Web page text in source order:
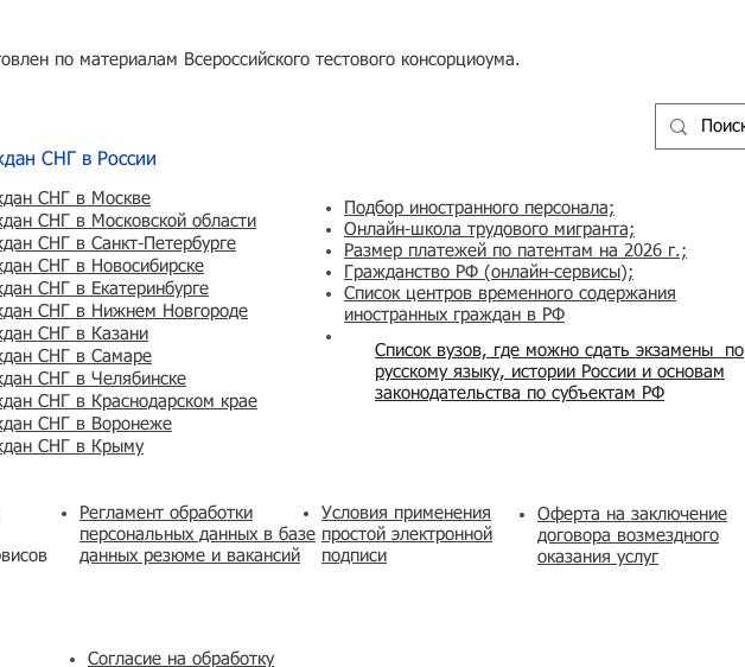
по материалам Всероссийского тестового консорциоума.
СНГ в России
СНГ в Москве
СНГ в Московской области
СНГ в Санкт-Петербурге
СНГ в Новосибирске
СНГ в Екатеринбурге
СНГ в Нижнем Новгороде
СНГ в Казани
СНГ в Самаре
СНГ в Челябинске
СНГ в Краснодарском крае
СНГ в Воронеже
СНГ в Крыму
Регламент обработки
персональных данных в базе
данных резюме и вакансий
Согласие на обработку
Список вузов, где можно сдать экзамены по
русскому языку, истории России и основам
законодательства по субъектам РФ
Подбор иностранного персонала;
Онлайн-школа трудового мигранта;
Размер платежей по патентам на 2026 г.;
Гражданство РФ (онлайн-сервисы);
Список центров временного содержания
иностранных граждан в РФ
Условия применения
простой электронной
подписи
​Оферта на заключение
договора возмездного
оказания услуг